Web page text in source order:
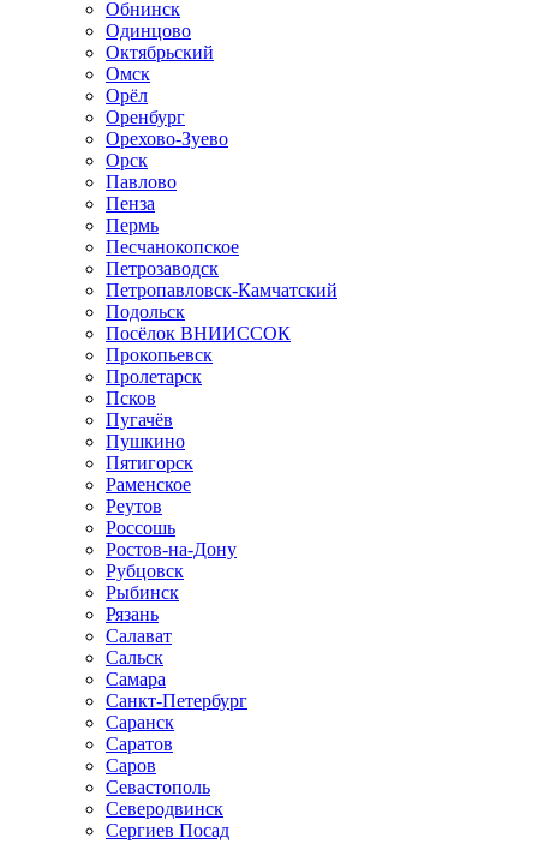
Обнинск
Одинцово
Октябрьский
Омск
Орёл
Оренбург
Орехово-Зуево
Орск
Павлово
Пенза
Пермь
Песчанокопское
Петрозаводск
Петропавловск-Камчатский
Подольск
Посёлок ВНИИССОК
Прокопьевск
Пролетарск
Псков
Пугачёв
Пушкино
Пятигорск
Раменское
Реутов
Россошь
Ростов-на-Дону
Рубцовск
Рыбинск
Рязань
Салават
Сальск
Самара
Санкт-Петербург
Саранск
Саратов
Саров
Севастополь
Северодвинск
Сергиев Посад